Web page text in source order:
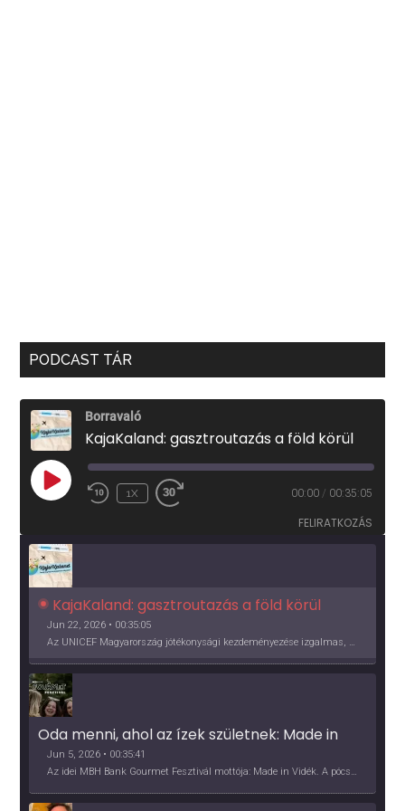
PODCAST TÁR
Borravaló
KajaKaland: gasztroutazás a föld körül
PLAY
EPISODE
1X 00:00 / 00:35:05
FELIRATKOZÁS
KajaKaland: gasztroutazás a föld körül
Jun 22, 2026 • 00:35:05
Az UNICEF Magyarország jótékonysági kezdeményezése izgalmas, egész éves világkörüli ízutazásra hív, igazi családi program és gasztroedukáció, illetve segítség a rászorulóknak is egyben.
Oda menni, ahol az ízek születnek: Made in
Vidék, Gourmet Fesztivál 2026
Jun 5, 2026 • 00:35:41
Az idei MBH Bank Gourmet Fesztivál mottója: Made in Vidék. A pócsmegyeri Papi, a mályinkai Iszkor és a szigligeti Villa Kabala tulajdonosai beszélnek arról, hogy mit jelentenek nekik a vidék ízei.